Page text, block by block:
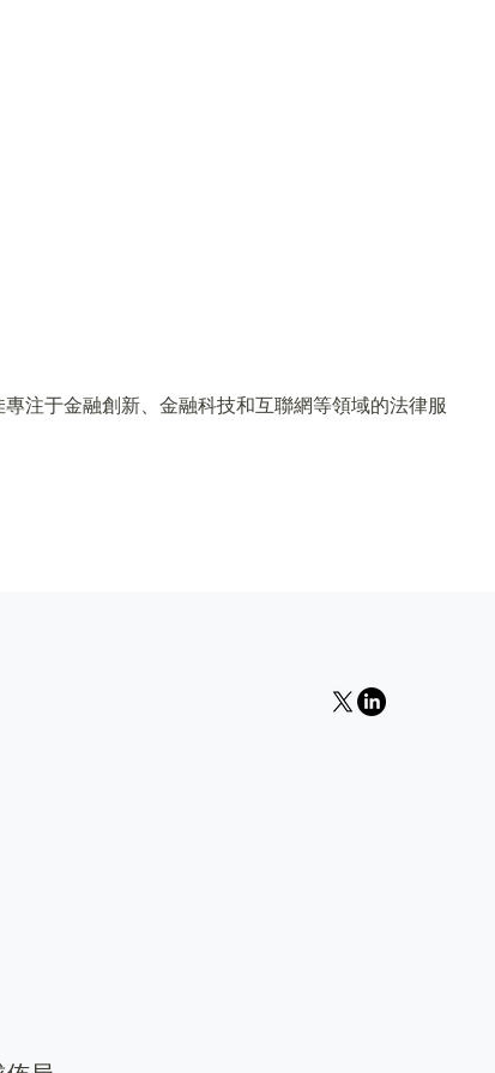
注于金融創新、金融科技和互聯網等領域的法律服